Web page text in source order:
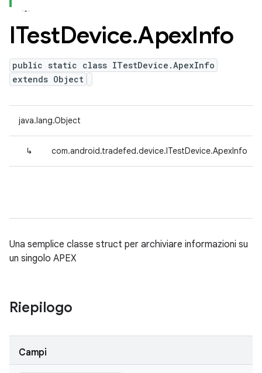
ITestDevice.ApexInfo
public static class ITestDevice.ApexInfo
extends Object
java.lang.Object
↳ com.android.tradefed.device.ITestDevice.ApexInfo
Una semplice classe struct per archiviare informazioni su
un singolo APEX
Riepilogo
Campi